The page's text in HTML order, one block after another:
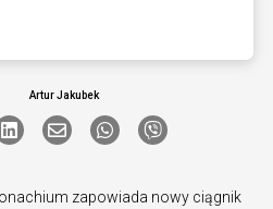
Artur Jakubek
zapowiada nowy ciągnik